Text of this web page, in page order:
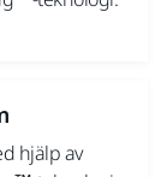
hjälp av